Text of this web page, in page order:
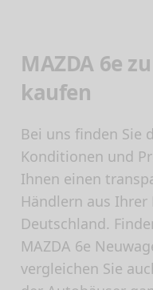
MAZDA 6e
kaufen
Bei uns finden Sie
Konditionen und
Ihnen einen
Händlern aus Ihrer
Deutschland.
MAZDA 6e
vergleichen Sie